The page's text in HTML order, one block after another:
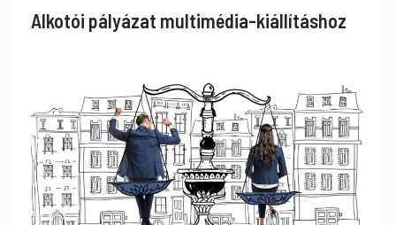
Alkotói pályázat multimédia-kiállításhoz